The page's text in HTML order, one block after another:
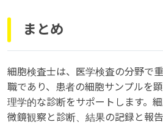
まとめ
細胞検査士は、医学検査の分野で
職であり、患者の細胞サンプルを
理学的な診断をサポートします。
微鏡観察と診断、結果の記録と報